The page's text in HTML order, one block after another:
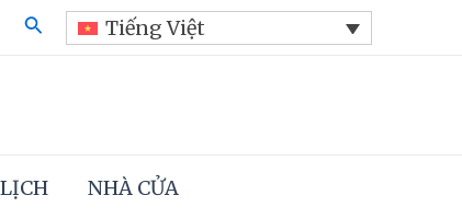
Search Tiếng Việt
NHÀ CỬA